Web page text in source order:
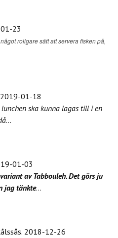
23
roligare sätt att servera fisken på,
2019-01-18
ska kunna lagas till i en
...
01-03
av Tabbouleh. Det görs ju
jag tänkte...
2018-12-26